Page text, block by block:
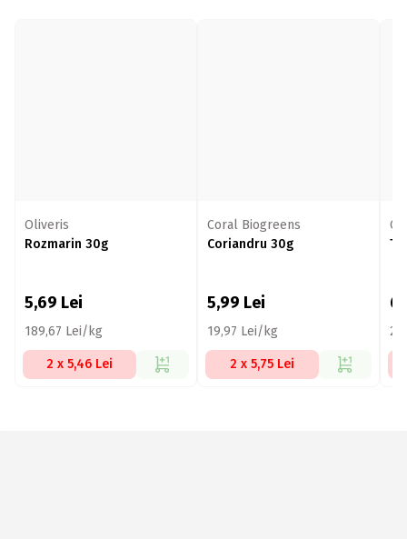
Oliveris
Rozmarin 30g
5,69 Lei
189,67 Lei/kg
2 x 5,46 Lei
Coral Biogreens
Coriandru 30g
5,99 Lei
19,97 Lei/kg
2 x 5,75 Lei